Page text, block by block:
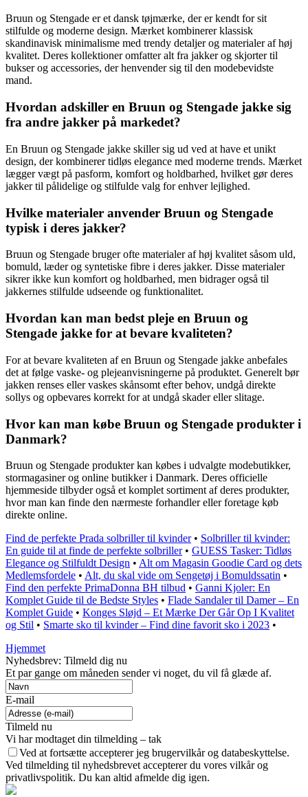
Bruun og Stengade er et dansk tøjmærke, der er kendt for sit
stilfulde og moderne design. Mærket kombinerer klassisk
skandinavisk minimalisme med trendy detaljer og materialer af høj
kvalitet. Deres kollektioner omfatter alt fra jakker og skjorter til
bukser og accessories, der henvender sig til den modebevidste
mand.
Hvordan adskiller en Bruun og Stengade jakke sig
fra andre jakker på markedet?
En Bruun og Stengade jakke skiller sig ud ved at have et unikt
design, der kombinerer tidløs elegance med moderne trends. Mærket
lægger vægt på pasform, komfort og holdbarhed, hvilket gør deres
jakker til pålidelige og stilfulde valg for enhver lejlighed.
Hvilke materialer anvender Bruun og Stengade
typisk i deres jakker?
Bruun og Stengade bruger ofte materialer af høj kvalitet såsom uld,
bomuld, læder og syntetiske fibre i deres jakker. Disse materialer
sikrer ikke kun komfort og holdbarhed, men bidrager også til
jakkernes stilfulde udseende og funktionalitet.
Hvordan kan man bedst pleje en Bruun og
Stengade jakke for at bevare kvaliteten?
For at bevare kvaliteten af en Bruun og Stengade jakke anbefales
det at følge vaske- og plejeanvisningerne på produktet. Generelt bør
jakken renses eller vaskes skånsomt efter behov, undgå direkte
sollys og opbevares korrekt for at undgå skader eller slitage.
Hvor kan man købe Bruun og Stengade produkter i
Danmark?
Bruun og Stengade produkter kan købes i udvalgte modebutikker,
stormagasiner og online butikker i Danmark. Deres officielle
hjemmeside tilbyder også et komplet sortiment af deres produkter,
hvor man kan finde den nærmeste forhandler eller foretage køb
direkte online.
Find de perfekte Prada solbriller til kvinder• Solbriller til kvinder:
En guide til at finde de perfekte solbriller• GUESS Tasker: Tidløs
Elegance og Stilfuldt Design • Alt om Magasin Goodie Card og dets
Medlemsfordele • Alt, du skal vide om Sengetøj i Bomuldssatin •
Find den perfekte PrimaDonna BH tilbud • Ganni Kjoler: En
Komplet Guide til de Bedste Styles • Flade Sandaler til Damer – En
Komplet Guide • Konges Sløjd – Et Mærke Der Går Op I Kvalitet
og Stil • Smarte sko til kvinder – Find dine favorit sko i 2023 •
Hjemmet
Nyhedsbrev: Tilmeld dig nu
Et par gange om måneden sender vi noget, du vil få glæde af.
E-mail
Tilmeld nu
Vi har modtaget din tilmelding – tak
Ved at fortsætte accepterer jeg brugervilkår og databeskyttelse.
Ved tilmelding til nyhedsbrevet accepterer du vores vilkår og
privatlivspolitik. Du kan altid afmelde dig igen.